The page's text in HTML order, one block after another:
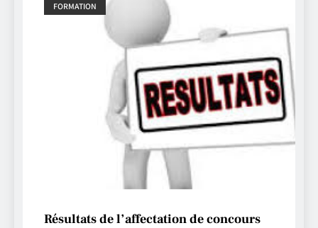
FORMATION
Résultats de l’affectation de concours